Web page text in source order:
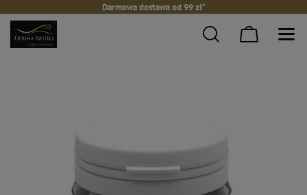
Darmowa dostawa od 99 zł*